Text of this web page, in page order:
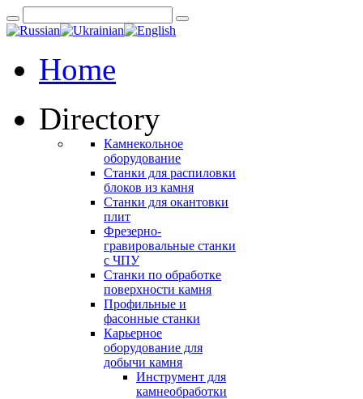
Home
Directory
Камнекольное
оборудование
Станки для распиловки
блоков из камня
Станки для окантовки
плит
Фрезерно-
гравировальные станки
с ЧПУ
Станки по обработке
поверхности камня
Профильные и
фасонные станки
Карьерное
оборудование для
добычи камня
Инструмент для
камнеобработки